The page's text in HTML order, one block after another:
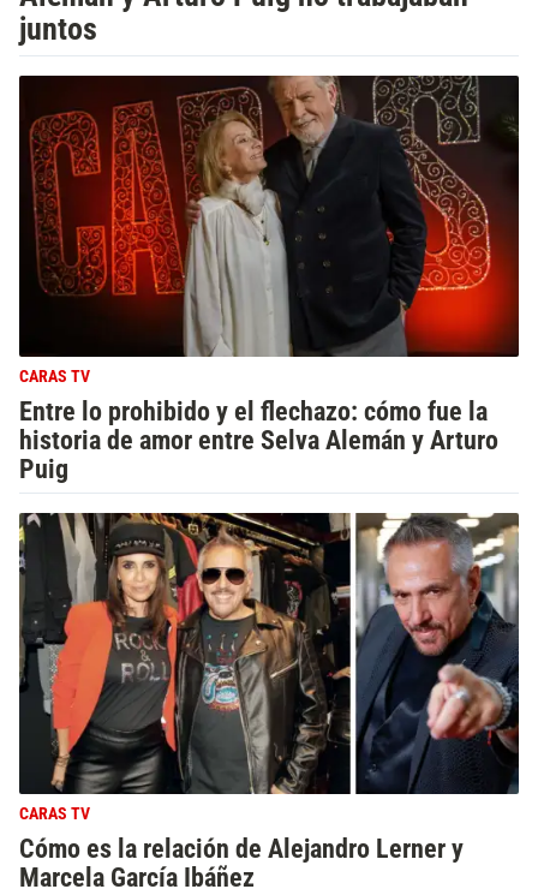
juntos
CARAS TV
Entre lo prohibido y el flechazo: cómo fue la
historia de amor entre Selva Alemán y Arturo
Puig
CARAS TV
Cómo es la relación de Alejandro Lerner y
Marcela García Ibáñez